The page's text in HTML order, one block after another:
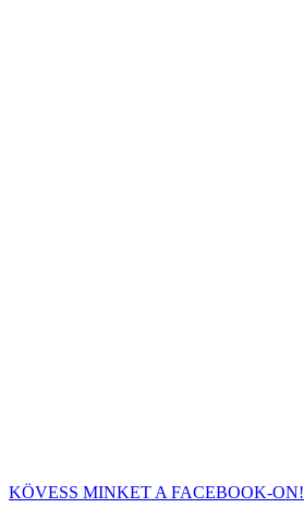
KÖVESS MINKET A FACEBOOK-ON!